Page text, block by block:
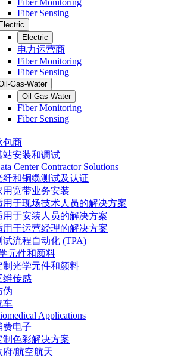
Fiber Monitoring
Fiber Sensing
Electric
Electric
电力运营商
Fiber Monitoring
Fiber Sensing
Gas-Water
Oil-Gas-Water
Fiber Monitoring
Fiber Sensing
包商
站安装和调试
Center Contractor Solutions
纤和铜缆测试及认证
用宽带业务安装
用于现场技术人员的解决方案
用于安装人员的解决方案
用于运营经理的解决方案
试流程自动化 (TPA)
元件和颜料
制光学元件和颜料
维传感
伪
车
Applications
费电子
制色彩解决方案
府/航空航天